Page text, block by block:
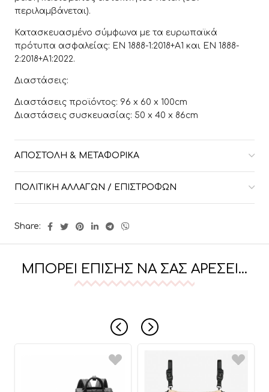
περιλαμβάνεται).
Κατασκευασμένο σύμφωνα με τα ευρωπαϊκά
πρότυπα ασφαλείας: EN 1888-1:2018+A1 και EN 1888-
2:2018+A1:2022.
Διαστάσεις:
Διαστάσεις προϊόντος: 96 x 60 x 100cm
Διαστάσεις συσκευασίας: 50 x 40 x 86cm
ΑΠΟΣΤΟΛΉ & ΜΕΤΑΦΟΡΙΚΆ
ΠΟΛΙΤΙΚΉ ΑΛΛΑΓΏΝ / ΕΠΙΣΤΡΟΦΏΝ
Share:
ΜΠΟΡΕΊ ΕΠΊΣΗΣ ΝΑ ΣΑΣ ΑΡΈΣΕΙ…